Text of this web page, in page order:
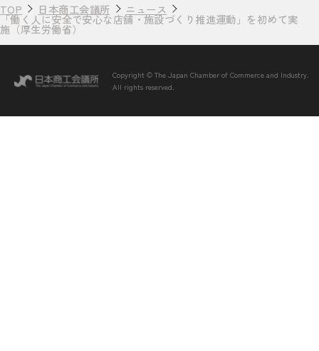
TOP 日本商工会議所 ニュース
「働く人に安全で安心な店舗・施設づくり推進運動」を初めて実
施（厚生労働省）
Copyright © The Japan Chamber of Commerce and Industry.
All rights reserved.